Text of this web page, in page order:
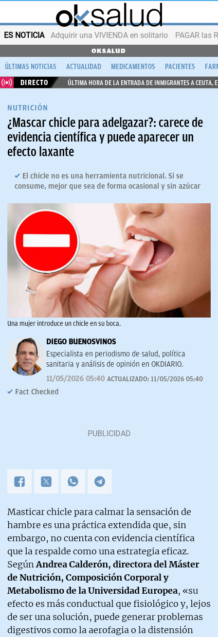
ES NOTICIA Adquirir una VIVIENDA en solitario PAGAR las
OKSALUD
ÚLTIMAS NOTICIAS ACTUALIDAD MEDICAMENTOS PACIENTES
DIRECTO
ÚLTIMA HORA DE LA ENTRADA DE INMIGRANTES A CEUTA,
NUTRICIÓN
¿Mascar chicle para adelgazar?: carece de
evidencia científica y puede aparecer un
efecto laxante
El chicle no es una herramienta nutricional. Si se
consume, mejor que sea de forma ocasional y sin azúcar
Una mujer introduce un chicle en su boca.
DIEGO BUENOSVINOS
Especialista en periodismo de salud, política
sanitaria y análisis de opinión en OKDIARIO.
11/05/2026 05:40 ACTUALIZADO: 11/05/2026 05:40
Fact Checked
Masticar chicle para calmar la sensación de
hambre es una práctica extendida que, sin
embargo, no cuenta con evidencia científica
que la respalde como una estrategia eficaz.
SegúnAndrea Calderón, directora del Máster
de Nutrición, Composición Corporal y
Metabolismo de la Universidad Europea, «su
efecto es más conductual que fisiológico y, lejos
de ser una solución, puede generar problemas
digestivos como la aerofagia o la distensión